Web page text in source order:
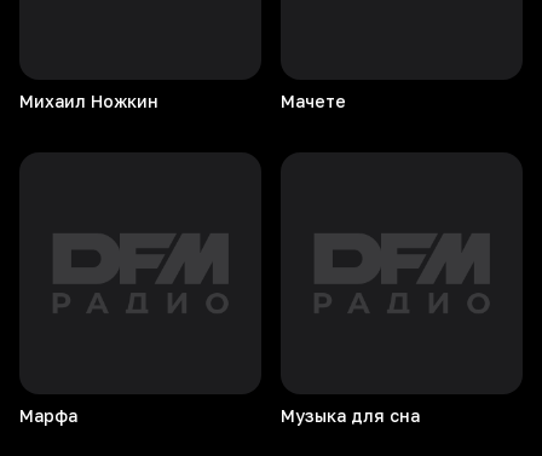
Михаил Ножкин Мачете
Марфа Музыка для сна